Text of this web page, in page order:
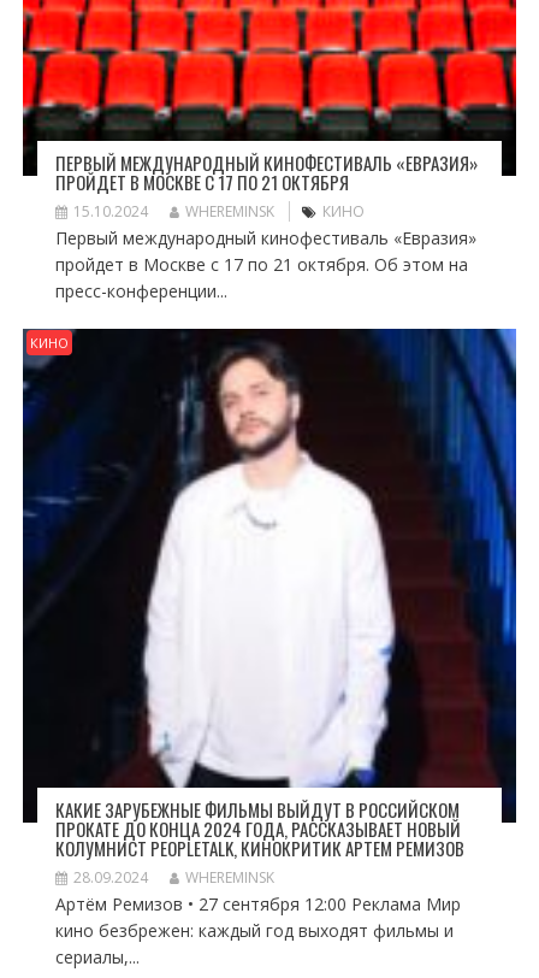
ПЕРВЫЙ МЕЖДУНАРОДНЫЙ КИНОФЕСТИВАЛЬ «ЕВРАЗИЯ»
ПРОЙДЕТ В МОСКВЕ С 17 ПО 21 ОКТЯБРЯ
15.10.2024 WHEREMINSK КИНО
Первый международный кинофестиваль «Евразия»
пройдет в Москве с 17 по 21 октября. Об этом на
пресс-конференции...
КИНО
КАКИЕ ЗАРУБЕЖНЫЕ ФИЛЬМЫ ВЫЙДУТ В РОССИЙСКОМ
ПРОКАТЕ ДО КОНЦА 2024 ГОДА, РАССКАЗЫВАЕТ НОВЫЙ
КОЛУМНИСТ PEOPLETALK, КИНОКРИТИК АРТЕМ РЕМИЗОВ
28.09.2024 WHEREMINSK
Артём Ремизов • 27 сентября 12:00 Реклама Мир
кино безбрежен: каждый год выходят фильмы и
сериалы,...